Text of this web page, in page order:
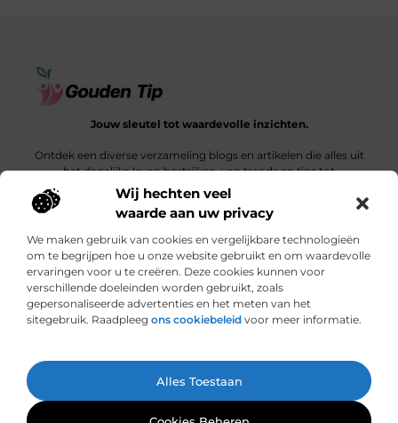
Wij hechten veel
waarde aan uw privacy
We maken gebruik van cookies en vergelijkbare technologieën
om te begrijpen hoe u onze website gebruikt en om waardevolle
ervaringen voor u te creëren. Deze cookies kunnen voor
verschillende doeleinden worden gebruikt, zoals
gepersonaliseerde advertenties en het meten van het
sitegebruik. Raadpleeg ons cookiebeleid voor meer informatie.
Alles Toestaan Ga Naar
Jouw sleutel tot waardevolle inzichten.
Ontdek een diverse verzameling blogs en artikelen die alles uit
het dagelijks leven bestrijken, van trends en tips tot
diepgaande verhalen.
Bericht categorie
Onze informatie
Cookiebeleid (EU)
@2025 www.gouden-tip.nl. All Right Reserved.